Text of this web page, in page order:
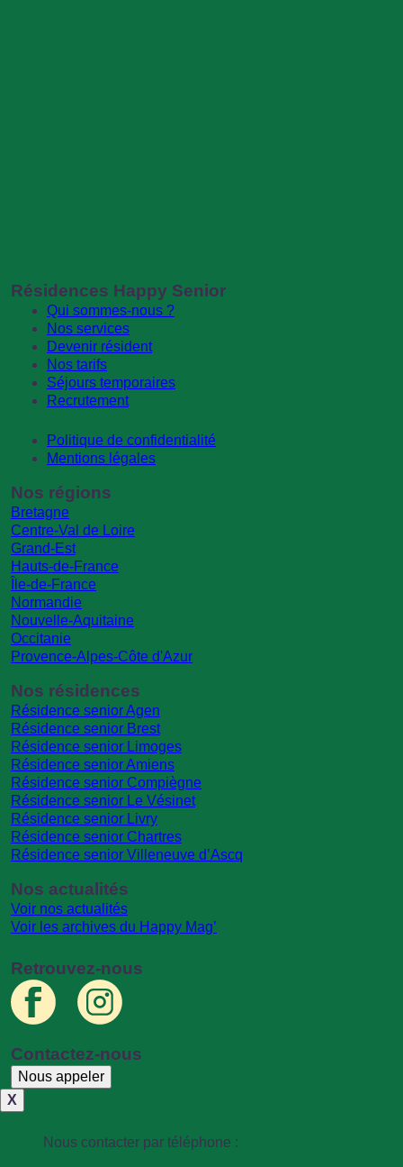
Résidences Happy Senior
Qui sommes-nous ?
Nos services
Devenir résident
Nos tarifs
Séjours temporaires
Recrutement
Politique de confidentialité
Mentions légales
Nos régions
Bretagne
Centre-Val de Loire
Grand-Est
Hauts-de-France
Île-de-France
Normandie
Nouvelle-Aquitaine
Occitanie
Provence-Alpes-Côte d'Azur
Nos résidences
Résidence senior Agen
Résidence senior Brest
Résidence senior Limoges
Résidence senior Amiens
Résidence senior Compiègne
Résidence senior Le Vésinet
Résidence senior Livry
Résidence senior Chartres
Résidence senior Villeneuve d’Ascq
Nos actualités
Voir nos actualités
Voir les archives du Happy Mag’
Retrouvez-nous
Contactez-nous
Nous appeler
X
Nous contacter par téléphone :